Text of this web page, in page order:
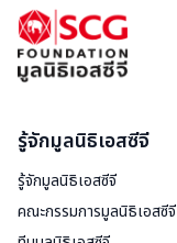
รู้จักมูลนิธิเอสซีจี
รู้จักมูลนิธิเอสซีจี
คณะกรรมการมูลนิธิเอสซีจี